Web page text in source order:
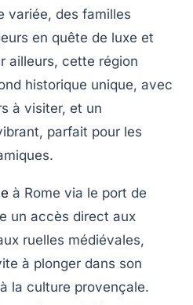
variée, des familles
en quête de luxe et
ailleurs, cette région
historique unique, avec
à visiter, et un
parfait pour les
à Rome via le port de
un accès direct aux
ruelles médiévales,
à plonger dans son
la culture provençale.